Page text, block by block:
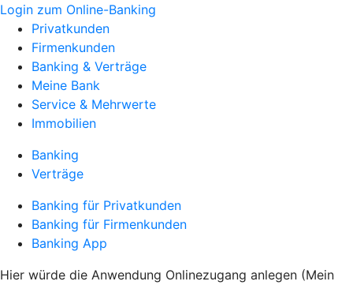
Login zum Online-Banking
Privatkunden
Firmenkunden
Banking & Verträge
Meine Bank
Service & Mehrwerte
Immobilien
Banking
Verträge
Banking für Privatkunden
Banking für Firmenkunden
Banking App
Hier würde die Anwendung Onlinezugang anlegen (Mein